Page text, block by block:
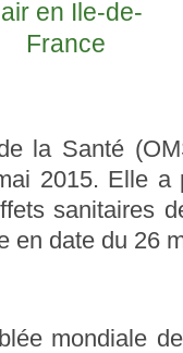
en Ile-de-
France
la Santé
2015. Elle a
sanitaires
en date du 26
mondiale